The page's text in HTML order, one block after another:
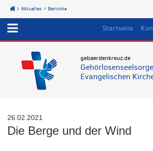
Start
Aktuelles Berichte
Startseite
gebaerdenkreuz.de
Evangelischen
26.02.2021
Die Berge und der Wind